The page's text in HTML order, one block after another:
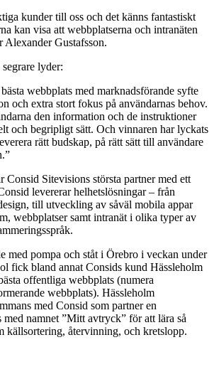
kunder till oss och det känns fantastiskt
kan visa att webbplatserna och intranäten
Alexander Gustafsson.
lyder:
webbplats med marknadsförande syfte
och extra stort fokus på användarnas behov.
den information och de instruktioner
och begripligt sätt. Och vinnaren har lyckats
rätt budskap, på rätt sätt till användare
Consid Sitevisions största partner med ett
levererar helhetslösningar – från
till utveckling av såväl mobila appar
webbplatser samt intranät i olika typer av
med pompa och ståt i Örebro i veckan under
fick bland annat Consids kund Hässleholm
offentliga webbplats (numera
webbplats). Hässleholm
med Consid som partner en
namnet ”Mitt avtryck” för att lära så
källsortering, återvinning, och kretslopp.